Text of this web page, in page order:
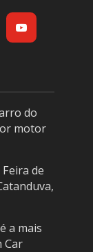
do
motor
de
a mais
Car